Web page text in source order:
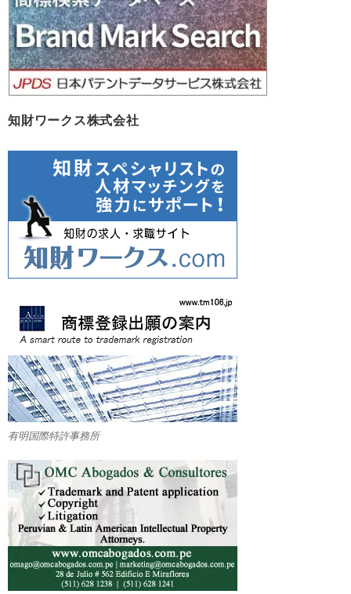
知財ワークス株式会社
有明国際特許事務所